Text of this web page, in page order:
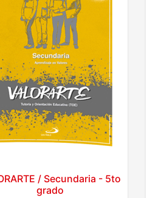
/ Secundaria - 5to
grado